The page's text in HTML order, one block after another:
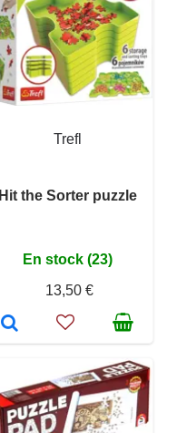
Trefl
Hit the Sorter puzzle
En stock (23)
13,50 €